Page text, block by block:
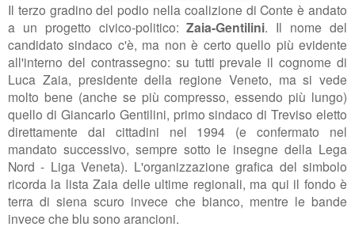
Il terzo gradino del podio nella coalizione di Conte è andato
a un progetto civico-politico:Zaia-Gentilini. Il nome del
candidato sindaco c'è, ma non è certo quello più evidente
all'interno del contrassegno: su tutti prevale il cognome di
Luca Zaia, presidente della regione Veneto, ma si vede
molto bene (anche se più compresso, essendo più lungo)
quello di Giancarlo Gentilini, primo sindaco di Treviso eletto
direttamente dai cittadini nel 1994 (e confermato nel
mandato successivo, sempre sotto le insegne della Lega
Nord - Liga Veneta). L'organizzazione grafica del simbolo
ricorda la lista Zaia delle ultime regionali, ma qui il fondo è
terra di siena scuro invece che bianco, mentre le bande
invece che blu sono arancioni.